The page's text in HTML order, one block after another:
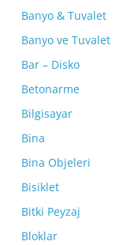
Banyo & Tuvalet
Banyo ve Tuvalet
Bar – Disko
Betonarme
Bilgisayar
Bina
Bina Objeleri
Bisiklet
Bitki Peyzaj
Bloklar